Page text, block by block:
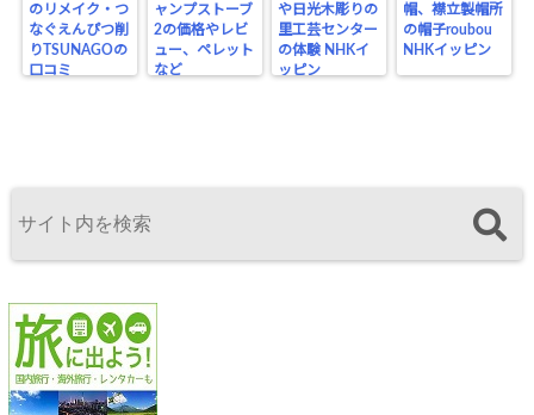
のリメイク・つ
なぐえんぴつ削
りTSUNAGOの
口コミ
ャンプストーブ
2の価格やレビ
ュー、ペレット
など
や日光木彫りの
里工芸センター
の体験 NHKイ
ッピン
帽、襟立製帽所
の帽子roubou
NHKイッピン